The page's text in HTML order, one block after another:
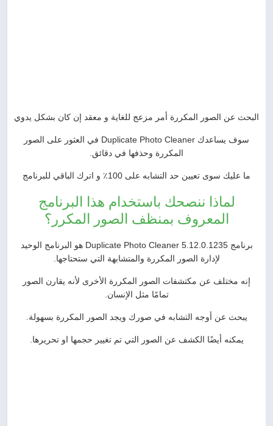
البحث عن الصور المكررة أمر مزعج للغاية و معقد إن كان بشكل يدوي
سوف يساعدك Duplicate Photo Cleaner في العثور على الصور
المكررة وحذفها في دقائق.
ما عليك سوى تعيين حد التشابه على 100٪ و اترك الباقي للبرنامج
لماذا ننصحك باستخدام هذا البرنامج
المعروف بمنظف الصور المكرر؟
برنامج Duplicate Photo Cleaner 5.12.0.1235 هو البرنامج الوحيد
لإدارة الصور المكررة والمتشابهة التي ستحتاجها.
إنه مختلف عن مكتشفات الصور المكررة الأخرى لأنه يقارن الصور
تمامًا مثل الإنسان.
يبحث عن أوجه التشابه في صورك ويجد الصور المكررة بسهولة.
يمكنه أيضًا الكشف عن الصور التي تم تغيير حجمها او تحريرها.